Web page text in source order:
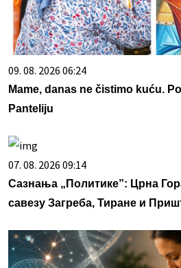
09. 08. 2026 06:24
Mame, danas ne čistimo kuću.
Panteliju
07. 08. 2026 09:14
Сазнања „Политике”: Црна
савезу Загреба, Тиране и